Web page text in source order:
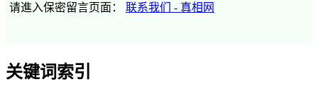
请進入保密留言页面： 联系我们 - 真相网
关键词索引